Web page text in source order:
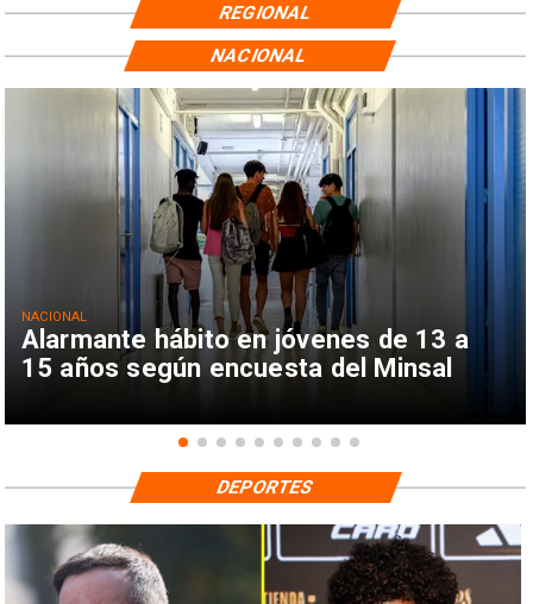
REGIONAL
Alarmante hábito en jóvenes de 13 a
15 años según encuesta del Minsal
NACIONAL
NACIONAL
DEPORTES